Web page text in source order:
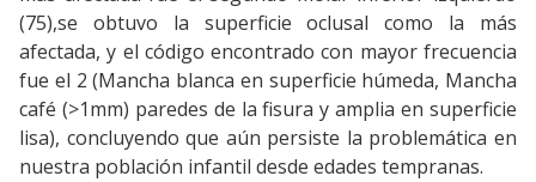
(75),se obtuvo la superficie oclusal como la más
afectada, y el código encontrado con mayor frecuencia
fue el 2 (Mancha blanca en superficie húmeda, Mancha
café (>1mm) paredes de la fisura y amplia en superficie
lisa), concluyendo que aún persiste la problemática en
nuestra población infantil desde edades tempranas.